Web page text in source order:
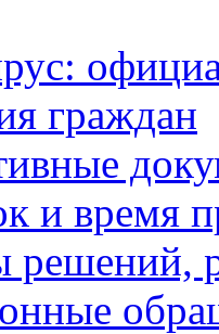
граждан
и время
решений,